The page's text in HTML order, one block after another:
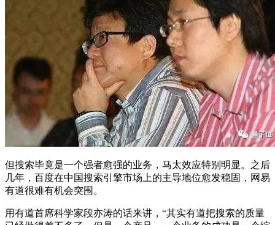
但搜索毕竟是一个强者愈强的业务，马太效应特别明显。之后
几年，百度在中国搜索引擎市场上的主导地位愈发稳固，网易
有道很难有机会突围。
用有道首席科学家段亦涛的话来讲，“其实有道把搜索的质量